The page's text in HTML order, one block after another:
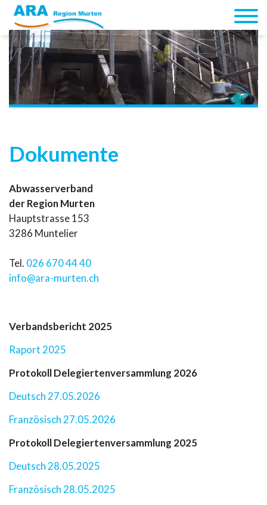
Dokumente
Abwasserverband
der Region Murten
Hauptstrasse 153
3286 Muntelier
Tel. 026 670 44 40
info@ara-murten.ch
Verbandsbericht 2025
Raport 2025
Protokoll Delegiertenversammlung 2026
Deutsch 27.05.2026
Französisch 27.05.2026
Protokoll Delegiertenversammlung 2025
Deutsch 28.05.2025
Französisch 28.05.2025